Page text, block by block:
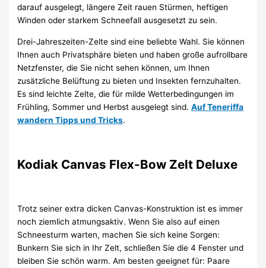
darauf ausgelegt, längere Zeit rauen Stürmen, heftigen
Winden oder starkem Schneefall ausgesetzt zu sein.
Drei-Jahreszeiten-Zelte sind eine beliebte Wahl. Sie können
Ihnen auch Privatsphäre bieten und haben große aufrollbare
Netzfenster, die Sie nicht sehen können, um Ihnen
zusätzliche Belüftung zu bieten und Insekten fernzuhalten.
Es sind leichte Zelte, die für milde Wetterbedingungen im
Frühling, Sommer und Herbst ausgelegt sind.Auf Teneriffa
wandern Tipps und Tricks.
Kodiak Canvas Flex-Bow Zelt Deluxe
Trotz seiner extra dicken Canvas-Konstruktion ist es immer
noch ziemlich atmungsaktiv. Wenn Sie also auf einen
Schneesturm warten, machen Sie sich keine Sorgen:
Bunkern Sie sich in Ihr Zelt, schließen Sie die 4 Fenster und
bleiben Sie schön warm. Am besten geeignet für: Paare